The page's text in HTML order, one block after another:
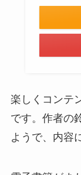
楽しくコンテ
です。作者の
ようで、内容